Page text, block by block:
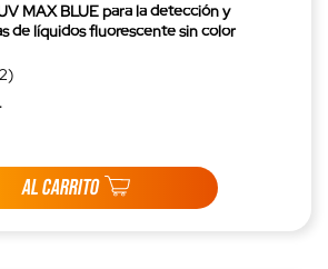
para la detección y
de líquidos fluorescente sin color
AL CARRITO